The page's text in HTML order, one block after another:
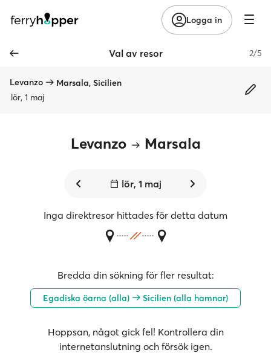
Logga in
Val av resor 2/5
Levanzo
Marsala, Sicilien
lör, 1 maj
Levanzo Marsala
lör, 1 maj
Inga direktresor hittades för detta datum
Bredda din sökning för fler resultat:
Egadiska öarna (alla) Sicilien (alla hamnar)
Hoppsan, något gick fel! Kontrollera din
internetanslutning och försök igen.